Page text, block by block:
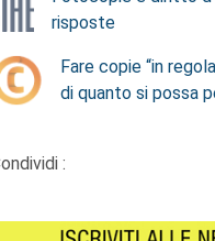
risposte
Fare copie “in
di quanto si possa
: